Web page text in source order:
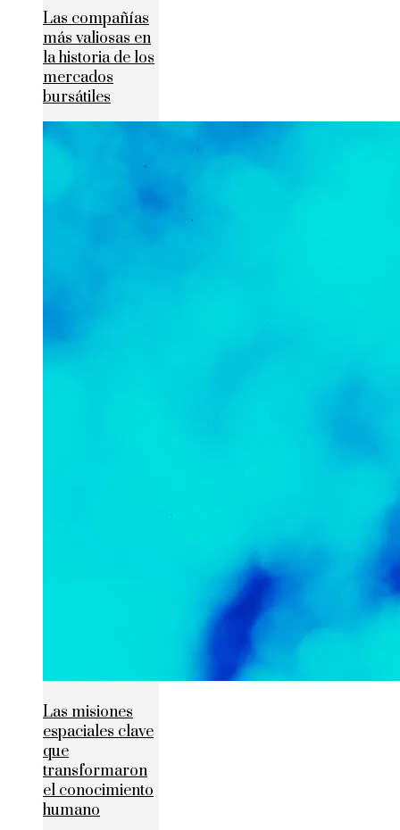
Las compañías
más valiosas en
la historia de los
mercados
bursátiles
Las misiones
espaciales clave
que
transformaron
el conocimiento
humano